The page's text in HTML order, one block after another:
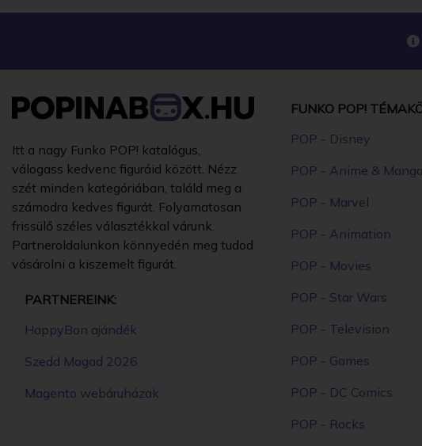
Itt a nagy Funko POP! katalógus,
válogass kedvenc figuráid között. Nézz
szét minden kategóriában, találd meg a
számodra kedves figurát. Folyamatosan
frissülő széles választékkal várunk.
Partneroldalunkon könnyedén meg tudod
vásárolni a kiszemelt figurát.
PARTNEREINK:
HappyBon ajándék
Szedd Magad 2026
Magento webáruházak
FUNKO POP!
POP - Disney
POP - Anime & Manga
POP - Marvel
POP - Animation
POP - Movies
POP - Star Wars
POP - Television
POP - Games
POP - DC Comics
POP - Rocks